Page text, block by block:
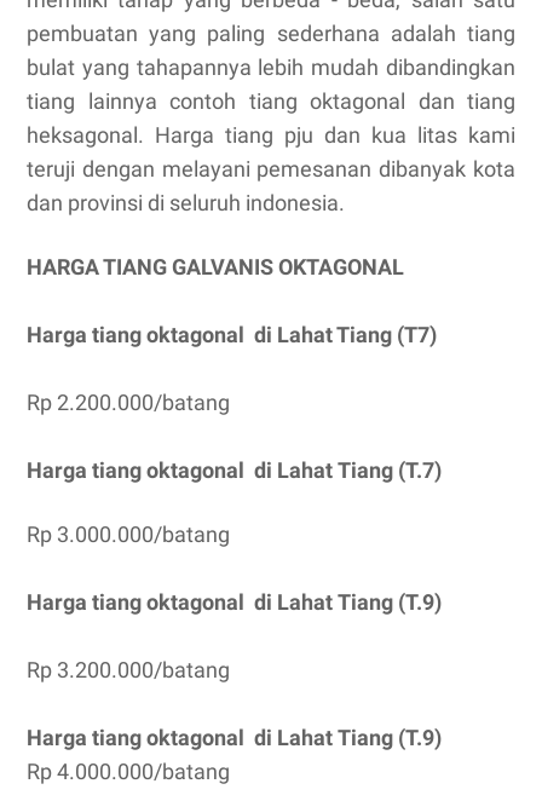
pembuatan yang paling sederhana adalah tiang
bulat yang tahapannya lebih mudah dibandingkan
tiang lainnya contoh tiang oktagonal dan tiang
heksagonal. Harga tiang pju dan kua litas kami
teruji dengan melayani pemesanan dibanyak kota
dan provinsi di seluruh indonesia.
HARGA TIANG GALVANIS OKTAGONAL
Harga tiang oktagonal di Lahat Tiang (T7)
Rp 2.200.000/batang
Harga tiang oktagonal di LahatTiang (T.7)
Rp 3.000.000/batang
Harga tiang oktagonal di LahatTiang (T.9)
Rp 3.200.000/batang
Harga tiang oktagonal di LahatTiang (T.9)
Rp 4.000.000/batang